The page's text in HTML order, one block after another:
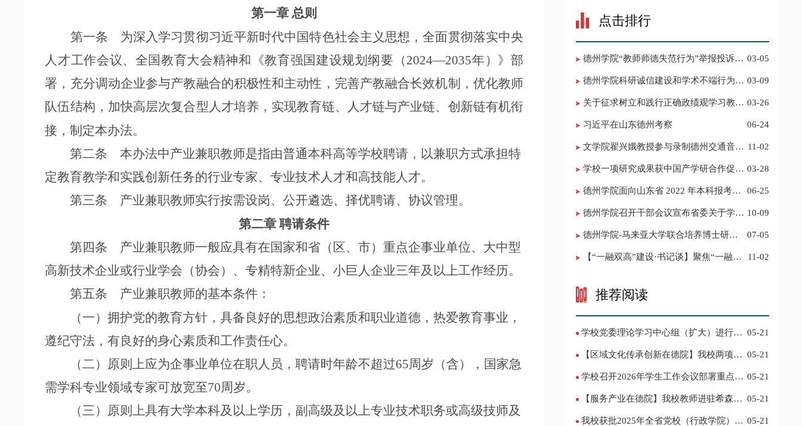
第一章 总则
第一条 为深入学习贯彻习近平新时代中国特色社会主义思想，全面贯彻落实中央
人才工作会议、全国教育大会精神和《教育强国建设规划纲要（2024—2035年）》部
署，充分调动企业参与产教融合的积极性和主动性，完善产教融合长效机制，优化教师
队伍结构，加快高层次复合型人才培养，实现教育链、人才链与产业链、创新链有机衔
接，制定本办法。
第二条 本办法中产业兼职教师是指由普通本科高等学校聘请，以兼职方式承担特
定教育教学和实践创新任务的行业专家、专业技术人才和高技能人才。
第三条 产业兼职教师实行按需设岗、公开遴选、择优聘请、协议管理。
第二章 聘请条件
第四条 产业兼职教师一般应具有在国家和省（区、市）重点企事业单位、大中型
高新技术企业或行业学会（协会）、专精特新企业、小巨人企业三年及以上工作经历。
第五条 产业兼职教师的基本条件：
（一）拥护党的教育方针，具备良好的思想政治素质和职业道德，热爱教育事业，
遵纪守法，有良好的身心素质和工作责任心。
（二）原则上应为企事业单位在职人员，聘请时年龄不超过65周岁（含），国家急
需学科专业领域专家可放宽至70周岁。
（三）原则上具有大学本科及以上学历，副高级及以上专业技术职务或高级技师及
点击排行
03-05
03-09
03-26
习近平在山东德州考察 06-24
11-02
03-28
06-25
10-09
07-05
11-02
推荐阅读
学校党委理论学习中心组（扩大）进行集
05-21
【区域文化传承创新在德院】我校两项作
教育优秀名单
05-21
学校召开2026年学生工作会议部署重点工
05-21
【服务产业在德院】我校教师进驻希森博
05-21
我校获批2025年全省党校（行政学院）系
05-21